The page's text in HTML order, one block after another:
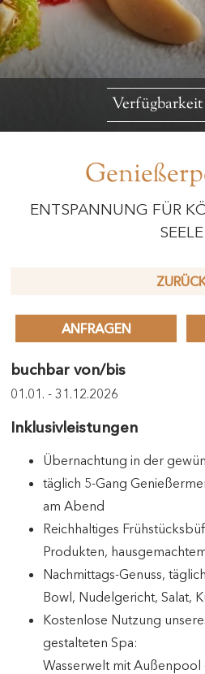
ENTSPANNUNG FÜR
SEELE
ANFRAGEN
buchbar von/bis
01.01. - 31.12.2026
Inklusivleistungen
Übernachtung in der
täglich 5-Gang
am Abend
Reichhaltiges
Produkten,
Nachmittags-Genuss,
Bowl, Nudelgericht, Salat,
Kostenlose Nutzung
gestalteten Spa:
Wasserwelt mit